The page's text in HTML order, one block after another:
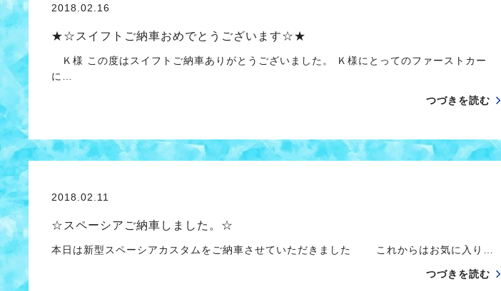
2018.02.16
★☆スイフトご納車おめでとうございます☆★
Ｋ様 この度はスイフトご納車ありがとうございました。 Ｋ様にとってのファーストカー
に…
つづきを読む
2018.02.11
☆スペーシアご納車しました。☆
本日は新型スペーシアカスタムをご納車させていただきました これからはお気に入り…
つづきを読む